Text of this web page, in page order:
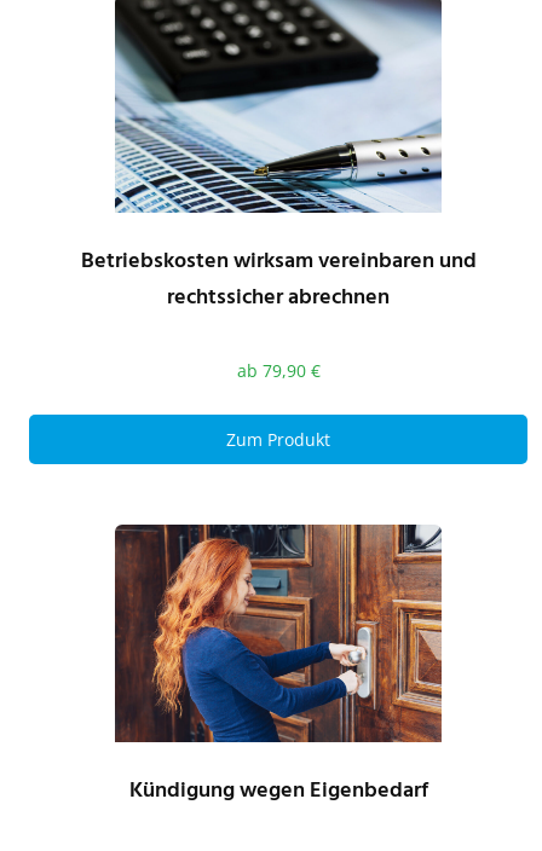
Betriebskosten wirksam vereinbaren und
rechtssicher abrechnen
ab 79,90 €
Zum Produkt
Kündigung wegen Eigenbedarf